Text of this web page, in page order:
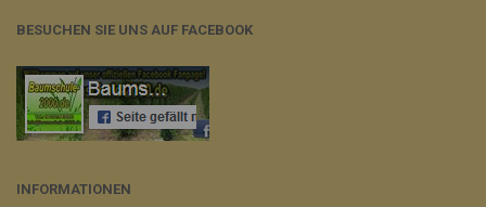
BESUCHEN SIE UNS AUF FACEBOOK
INFORMATIONEN